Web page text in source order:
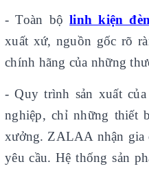
- Toàn bộlinh kiện
xuất xứ, nguồn gốc rõ
chính hãng của những
- Quy trình sản xuất
nghiệp, chỉ những thiết
xưởng. ZALAA nhận gia
yêu cầu. Hệ thống sản